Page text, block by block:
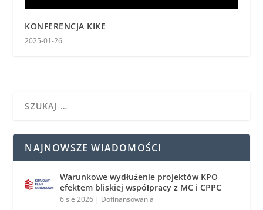
KONFERENCJA KIKE
2025-01-26
NAJNOWSZE WIADOMOŚCI
Warunkowe wydłużenie projektów KPO
efektem bliskiej współpracy z MC i CPPC
6 sie 2026 | Dofinansowania